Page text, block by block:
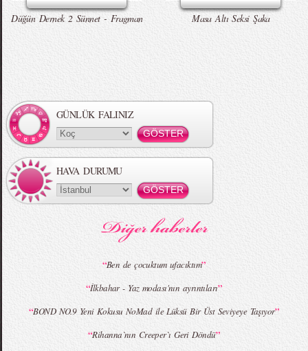
MBFWI - Gülçin Çengel 2015 Yaz
MBFWI - Zeynep Erdoğan 2015 Yaz
MBFWI - Giray Sepin 2015 Yaz Koleksiyonu MBFWI - Burçe Bekrek 2015 Yaz Koleksiyonu
Düğün Dernek 2 Sünnet - Fragman Masa Altı Seksi Şaka
GÜNLÜK FALINIZ
HAVA DURUMU
“Ben de çocuktum ufacıktım”
“İlkbahar - Yaz modası'nın ayrıntıları”
“BOND NO.9 Yeni Kokusu NoMad ile Lüksü Bir Üst Seviyeye Taşıyor”
“Rihanna`nın Creeper`ı Geri Döndü”